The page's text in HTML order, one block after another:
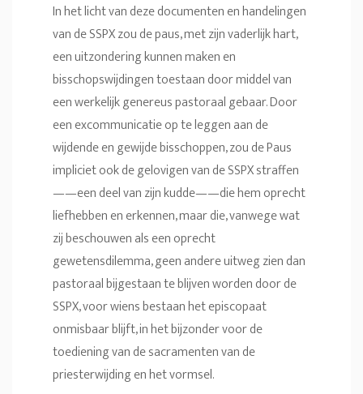
In het licht van deze documenten en handelingen
van de SSPX zou de paus, met zijn vaderlijk hart,
een uitzondering kunnen maken en
bisschopswijdingen toestaan door middel van
een werkelijk genereus pastoraal gebaar. Door
een excommunicatie op te leggen aan de
wijdende en gewijde bisschoppen, zou de Paus
impliciet ook de gelovigen van de SSPX straffen
——een deel van zijn kudde——die hem oprecht
liefhebben en erkennen, maar die, vanwege wat
zij beschouwen als een oprecht
gewetensdilemma, geen andere uitweg zien dan
pastoraal bijgestaan te blijven worden door de
SSPX, voor wiens bestaan het episcopaat
onmisbaar blijft, in het bijzonder voor de
toediening van de sacramenten van de
priesterwijding en het vormsel.